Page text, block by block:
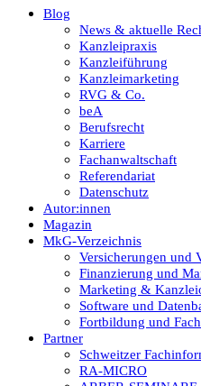
Blog
News & aktuelle
Kanzleipraxis
Kanzleiführung
Kanzleimarketing
RVG & Co.
beA
Berufsrecht
Karriere
Fachanwaltschaft
Referendariat
Datenschutz
Autor:innen
Magazin
MkG-Verzeichnis
Versicherungen und
Finanzierung und
Marketing &
Software und
Fortbildung und
Partner
Schweitzer
RA-MICRO